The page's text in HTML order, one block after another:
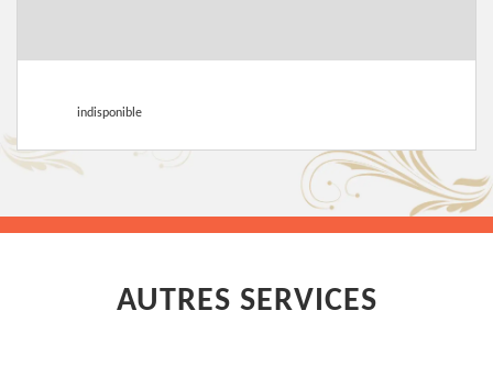
indisponible
AUTRES SERVICES